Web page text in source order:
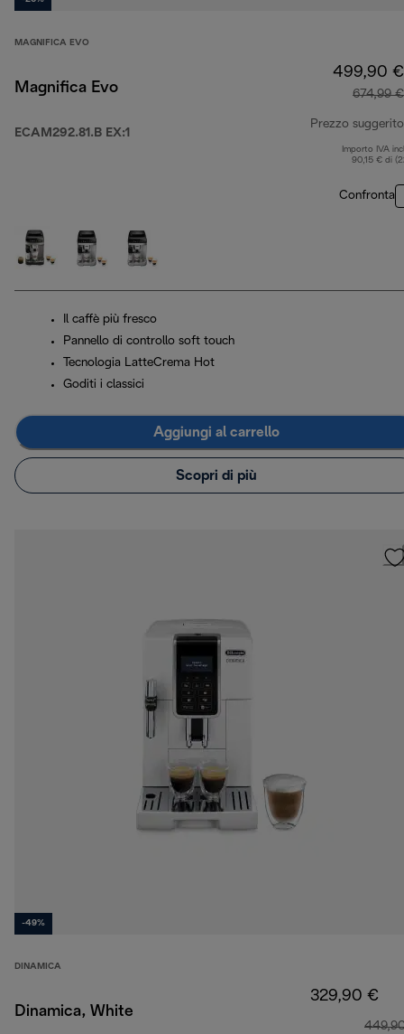
MAGNIFICA EVO
Magnifica Evo
ECAM292.81.B EX:1
499,90 €
674,99 €
Prezzo suggerito
Importo IVA
90,15 € di
Confronta
Il caffè più fresco
Pannello di controllo soft touch
Tecnologia LatteCrema Hot
Goditi i classici
Aggiungi al carrello
Scopri di più
-49%
DINAMICA
Dinamica, White
329,90 €